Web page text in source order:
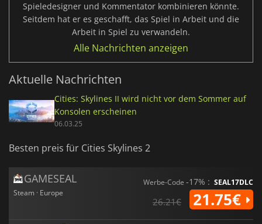
Spieledesigner und Kommentator kombinieren könnte.
Seitdem hat er es geschafft, das Spiel in Arbeit und die
Arbeit in Spiel zu verwandeln.
Alle Nachrichten anzeigen
Aktuelle Nachrichten
Cities: Skylines II wird nicht vor dem Sommer auf
Konsolen erscheinen
06.03.25
Besten preis für Cities Skylines 2
GAMESEAL
Steam · Europe
Werbe-Code -17% : SEAL17DLC
26.21€ 21.75€